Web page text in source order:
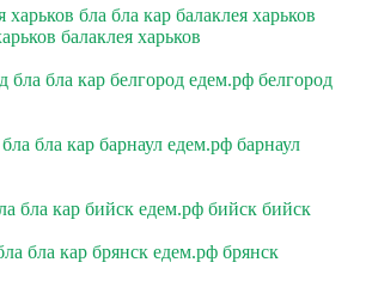
харьков бла бла кар балаклея харьков
балаклея харьков
бла бла кар белгород едем.рф белгород
бла кар барнаул едем.рф барнаул
бла кар бийск едем.рф бийск бийск
бла кар брянск едем.рф брянск